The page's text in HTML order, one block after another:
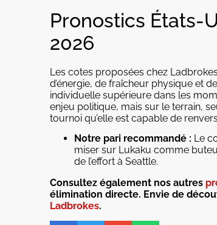
Pronostics États-
2026
Les cotes proposées chez
d’énergie, de fraîcheur physique et
individuelle supérieure dans les
enjeu politique, mais sur le terrain,
tournoi qu’elle est capable de
Notre pari recommandé : Le
miser sur Lukaku comme
de l’effort à Seattle.
Consultez également nos autres
élimination directe. Envie de
Ladbrokes.